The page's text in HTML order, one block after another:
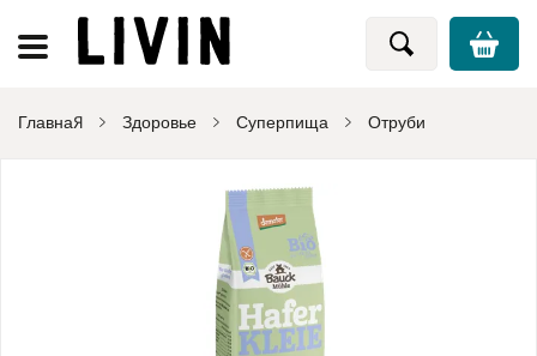
Главная Здоровье Суперпища Отруби